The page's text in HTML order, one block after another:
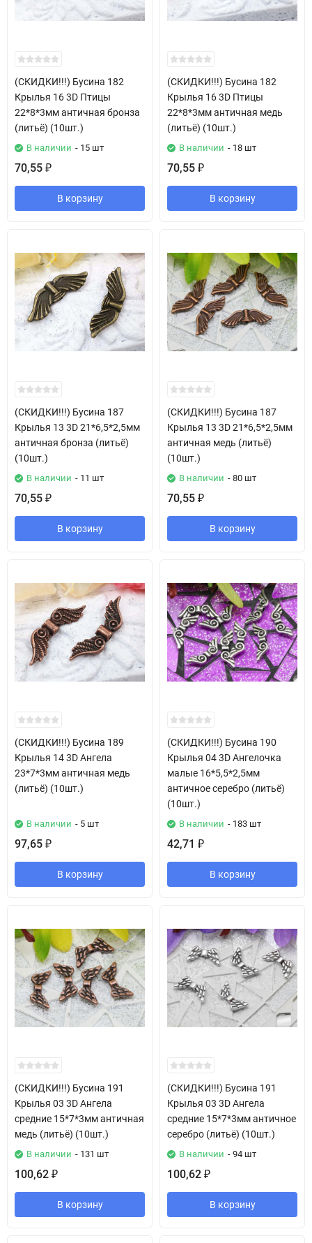
(СКИДКИ!!!) Бусина 182
Крылья 16 3D Птицы
22*8*3мм античная бронза
(литьё) (10шт.)
В наличии - 15 шт
70,55 ₽
В корзину
(СКИДКИ!!!) Бусина 182
Крылья 16 3D Птицы
22*8*3мм античная медь
(литьё) (10шт.)
В наличии - 18 шт
70,55 ₽
В корзину
(СКИДКИ!!!) Бусина 187
Крылья 13 3D 21*6,5*2,5мм
античная бронза (литьё)
(10шт.)
В наличии - 11 шт
70,55 ₽
В корзину
(СКИДКИ!!!) Бусина 187
Крылья 13 3D 21*6,5*2,5мм
античная медь (литьё)
(10шт.)
В наличии - 80 шт
70,55 ₽
В корзину
(СКИДКИ!!!) Бусина 189
Крылья 14 3D Ангела
23*7*3мм античная медь
(литьё) (10шт.)
В наличии - 5 шт
97,65 ₽
В корзину
(СКИДКИ!!!) Бусина 190
Крылья 04 3D Ангелочка
малые 16*5,5*2,5мм
античное серебро (литьё)
(10шт.)
В наличии - 183 шт
42,71 ₽
В корзину
(СКИДКИ!!!) Бусина 191
Крылья 03 3D Ангела
средние 15*7*3мм античная
медь (литьё) (10шт.)
В наличии - 131 шт
100,62 ₽
В корзину
(СКИДКИ!!!) Бусина 191
Крылья 03 3D Ангела
средние 15*7*3мм античное
серебро (литьё) (10шт.)
В наличии - 94 шт
100,62 ₽
В корзину